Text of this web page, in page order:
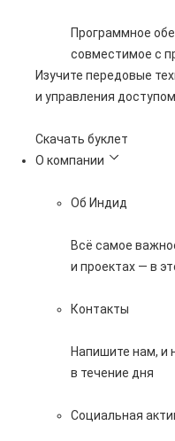
Программное
совместимое с
Изучите передовые
и управления доступом
Скачать буклет
О компании
Об Индид
Всё самое
и проектах — в
Контакты
Напишите нам, и
в течение дня
Социальная